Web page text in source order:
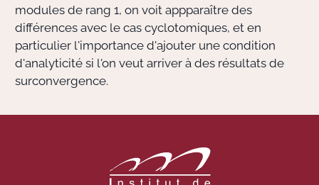
modules de rang 1, on voit appparaître des
différences avec le cas cyclotomiques, et en
particulier l'importance d'ajouter une condition
d'analyticité si l'on veut arriver à des résultats de
surconvergence.